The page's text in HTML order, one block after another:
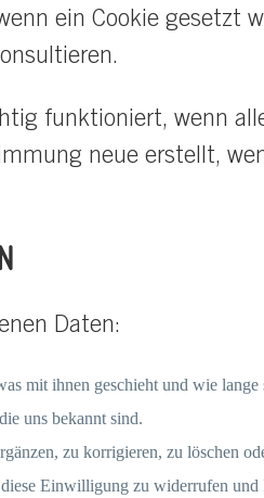
ein Cookie gesetzt
funktioniert, wenn
neue erstellt,
Daten:
mit ihnen geschieht und wie lange
uns bekannt sind.
zu korrigieren, zu löschen
Einwilligung zu widerrufen und